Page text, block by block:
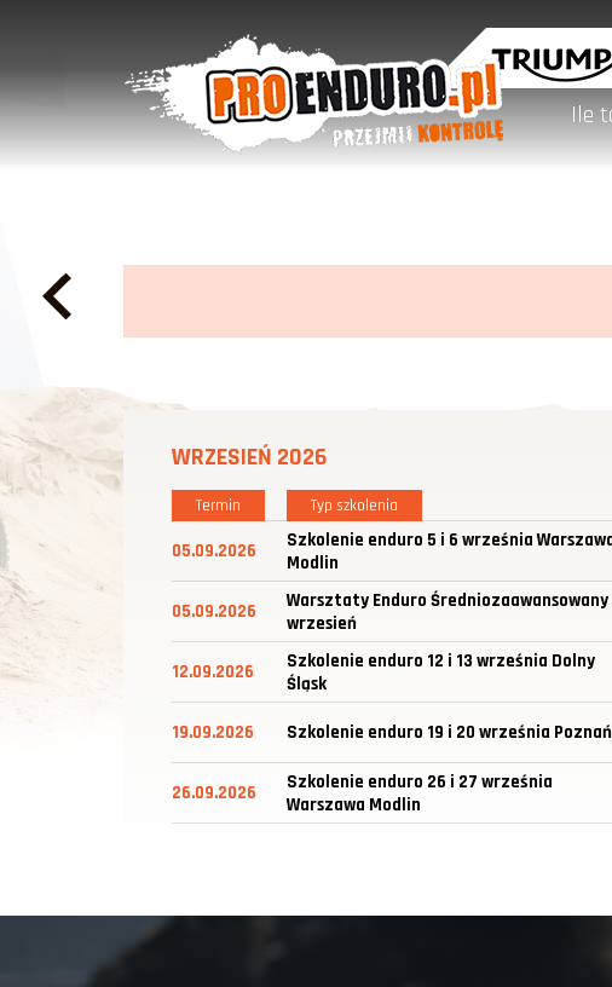
Ile
WRZESIEŃ 2026
Termin Typ szkolenia
05.09.2026
Szkolenie enduro 5 i 6 września
Modlin
05.09.2026
Warsztaty Enduro Średniozaawansowany
wrzesień
12.09.2026
Szkolenie enduro 12 i 13 września Dolny
Śląsk
19.09.2026 Szkolenie enduro 19 i 20 września Poznań
26.09.2026
Szkolenie enduro 26 i 27 września
Warszawa Modlin